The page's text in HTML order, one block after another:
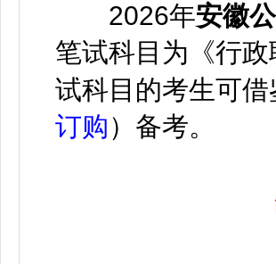
2026年安徽
笔试科目为《行
试科目的考生可借
订购）备考。